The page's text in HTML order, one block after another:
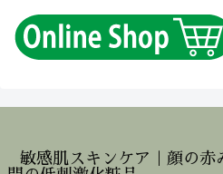
敏感肌スキンケア｜顔の赤